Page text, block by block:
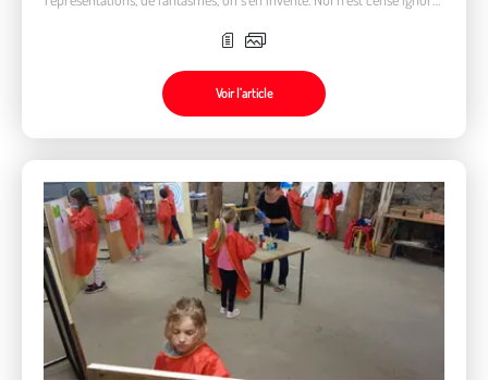
Voir l’article